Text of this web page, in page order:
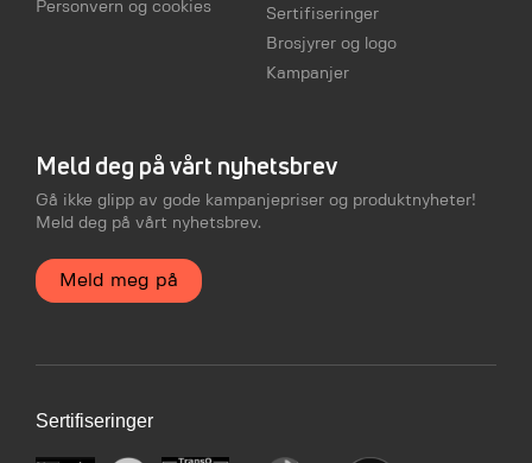
Personvern og cookies
Sertifiseringer
Brosjyrer og logo
Kampanjer
Meld deg på vårt nyhetsbrev
Gå ikke glipp av gode kampanjepriser og produktnyheter!
Meld deg på vårt nyhetsbrev.
Meld meg på
Sertifiseringer